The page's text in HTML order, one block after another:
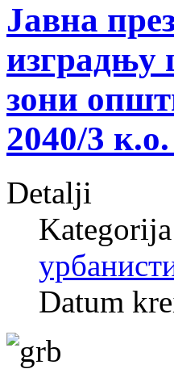
Јавна
изградњу
зони
2040/3
Detalji
Datum